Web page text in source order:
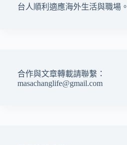
台人順利適應海外生活與職場。
合作與文章轉載請聯繫：
masachanglife@gmail.com